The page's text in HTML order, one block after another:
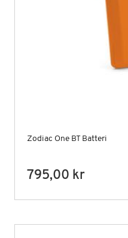
Zodiac One BT Batteri
795,00 kr